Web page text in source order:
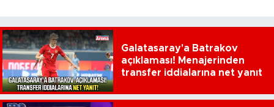
Galatasaray'a Batrakov
açıklaması! Menajerinden
transfer iddialarına net yanıt